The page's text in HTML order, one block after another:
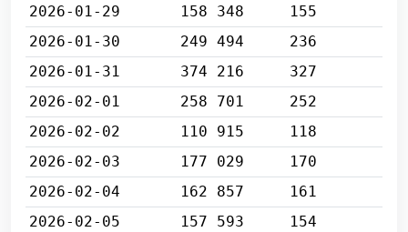
2026-01-29
158 348
155
2026-01-30
249 494
236
2026-01-31
374 216
327
2026-02-01
258 701
252
2026-02-02
110 915
118
2026-02-03
177 029
170
2026-02-04
162 857
161
2026-02-05
157 593
154